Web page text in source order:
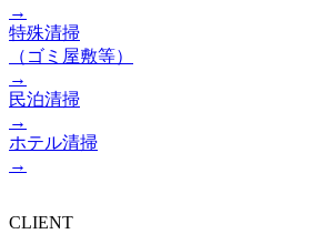
→
特殊清掃
（ゴミ屋敷等）
→
民泊清掃
→
ホテル清掃
→
CLIENT